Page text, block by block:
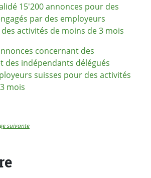
15'200 annonces pour des
par des employeurs
activités de moins de 3 mois
concernant des
des indépendants délégués
suisses pour des activités
mois
suivante